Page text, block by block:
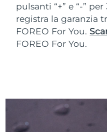
pulsanti “+” e “-”
registra la garanzia
FOREO For You.
FOREO For You.